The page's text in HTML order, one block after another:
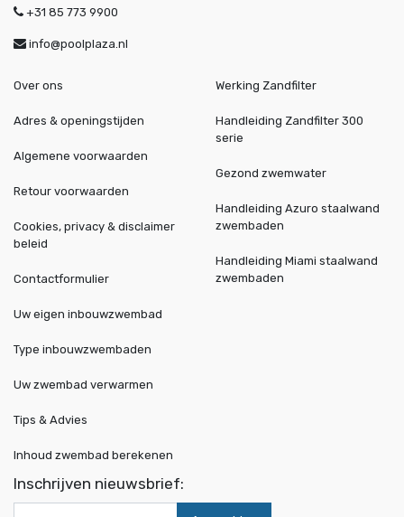
+31 85 773 9900
info@poolplaza.nl
Over ons
Adres & openingstijden
Algemene voorwaarden
Retour voorwaarden
Cookies, privacy & disclaimer
beleid
Contactformulier
Werking Zandfilter
Handleiding Zandfilter 300
serie
Gezond zwemwater
Handleiding Azuro staalwand
zwembaden
Handleiding Miami staalwand
zwembaden
Uw eigen inbouwzwembad
Type inbouwzwembaden
Uw zwembad verwarmen
Tips & Advies
Inhoud zwembad berekenen
Inschrijven nieuwsbrief: